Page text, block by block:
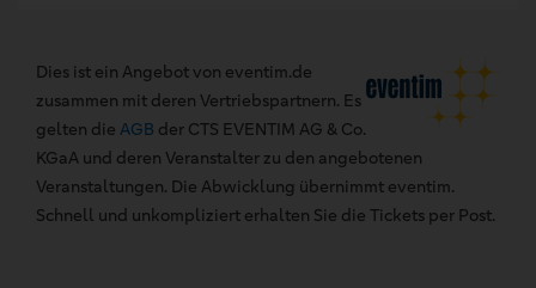
Dies ist ein Angebot von eventim.de
zusammen mit deren Vertriebspartnern. Es
gelten die AGB der CTS EVENTIM AG & Co.
KGaA und deren Veranstalter zu den angebotenen
Veranstaltungen. Die Abwicklung übernimmt eventim.
Schnell und unkompliziert erhalten Sie die Tickets per Post.